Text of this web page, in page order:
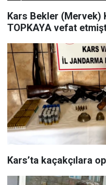
Kars Bekler (Mervek)
TOPKAYA vefat
Kars’ta kaçakçılara